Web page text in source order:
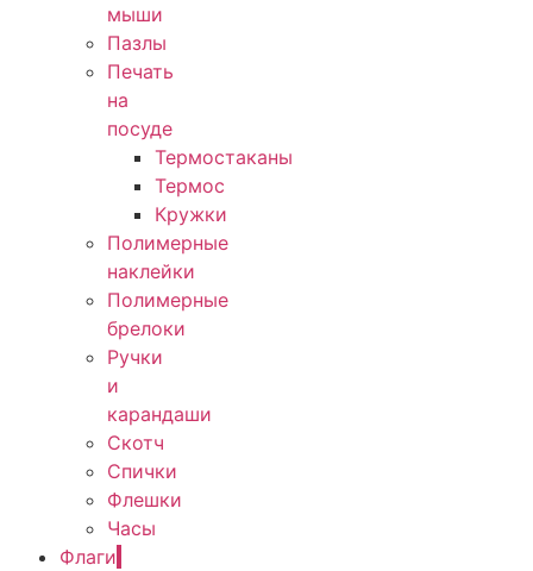
мыши
Пазлы
Печать
на
посуде
Термостаканы
Термос
Кружки
Полимерные
наклейки
Полимерные
брелоки
Ручки
и
карандаши
Скотч
Спички
Флешки
Часы
Флаги